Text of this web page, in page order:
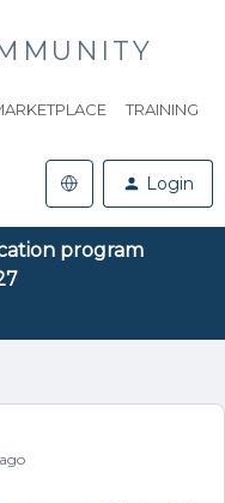
TRAINING
Login
program